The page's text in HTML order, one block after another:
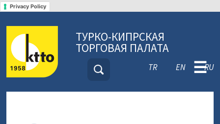
Privacy Policy
ТУРКО-КИПРСКАЯ
ТОРГОВАЯ ПАЛАТА
TR EN RU
☰